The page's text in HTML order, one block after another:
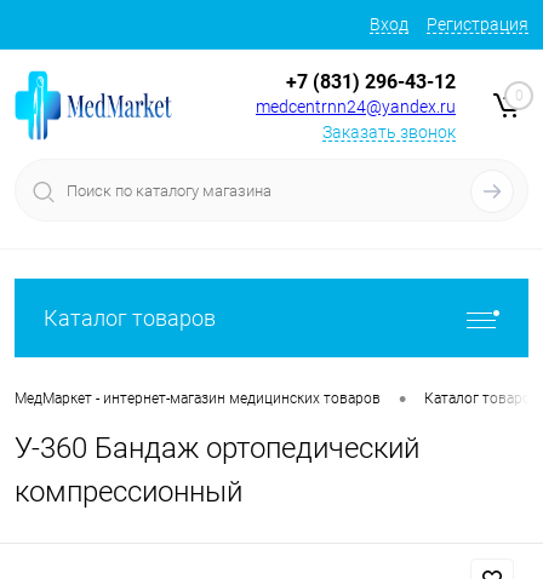
Вход Регистрация
+7 (831) 296-43-12
medcentrnn24@yandex.ru
Заказать звонок
0
Каталог товаров
МедМаркет - интернет-магазин медицинских товаров • Каталог товаров
У-360 Бандаж ортопедический
компрессионный